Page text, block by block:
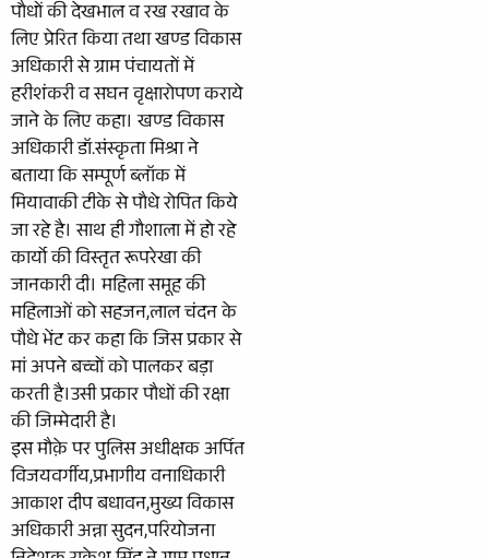
पौधों की देखभाल व रख रखाव के
लिए प्रेरित किया तथा खण्ड विकास
अधिकारी से ग्राम पंचायतों में
हरीशंकरी व सघन वृक्षारोपण कराये
जाने के लिए कहा। खण्ड विकास
अधिकारी डॉ.संस्कृता मिश्रा ने
बताया कि सम्पूर्ण ब्लॉक में
मियावाकी टीके से पौधे रोपित किये
जा रहे है। साथ ही गौशाला में हो रहे
कार्यो की विस्तृत रूपरेखा की
जानकारी दी। महिला समूह की
महिलाओं को सहजन,लाल चंदन के
पौधे भेंट कर कहा कि जिस प्रकार से
मां अपने बच्चों को पालकर बड़ा
करती है।उसी प्रकार पौधों की रक्षा
की जिम्मेदारी है।
इस मौक़े पर पुलिस अधीक्षक अर्पित
विजयवर्गीय,प्रभागीय वनाधिकारी
आकाश दीप बधावन,मुख्य विकास
अधिकारी अन्ना सुदन,परियोजना